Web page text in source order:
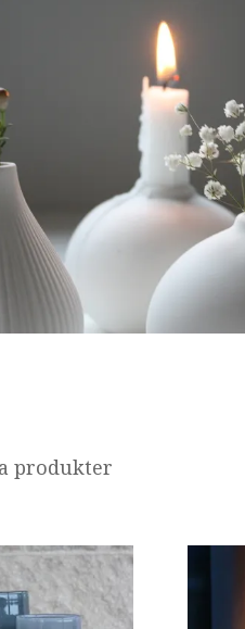
produkter